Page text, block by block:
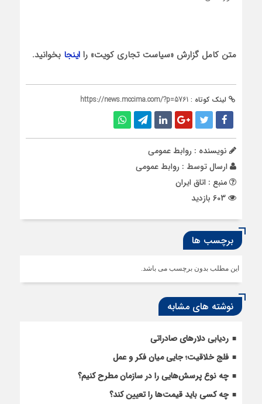
متن کامل گزارش «سیاست تجاری کویت» را اینجا بخوانید.
لینک کوتاه : https://news.mccima.com/?p=5761
نویسنده : روابط عمومی
ارسال توسط : روابط عمومی
منبع : اتاق ایران
برچسب ها
این مطلب بدون برچسب می باشد.
نوشته های مشابه
ردیابی دلارهای صادراتی
فلج خلاقیت؛ جایی میان فکر و عمل
چه نوع پرسش‌هایی را در سازمان مطرح کنیم؟
چه کسی باید قیمت‌ها را تعیین کند؟